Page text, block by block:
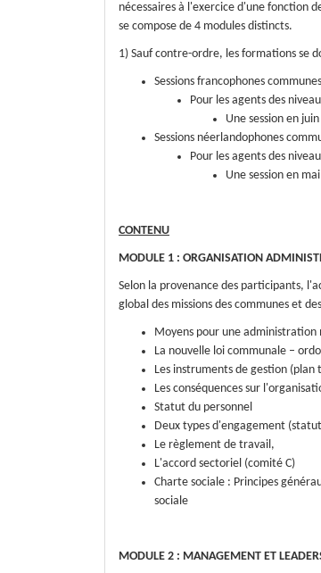
nécessaires à l'exercice d'une fonction
se compose de 4 modules distincts.
1) Sauf contre-ordre, les formations se
Sessions francophones
Pour les agents des
Une session en juin
Sessions néerlandophones
Pour les agents des
Une session en mai
CONTENU
MODULE 1 : ORGANISATION
Selon la provenance des participants,
global des missions des communes et des
Moyens pour une administration
La nouvelle loi communale –
Les instruments de gestion
Les conséquences sur
Statut du personnel
Deux types d'engagement
Le règlement de travail,
L'accord sectoriel (comité C)
Charte sociale : Principes
sociale
MODULE 2 : MANAGEMENT ET